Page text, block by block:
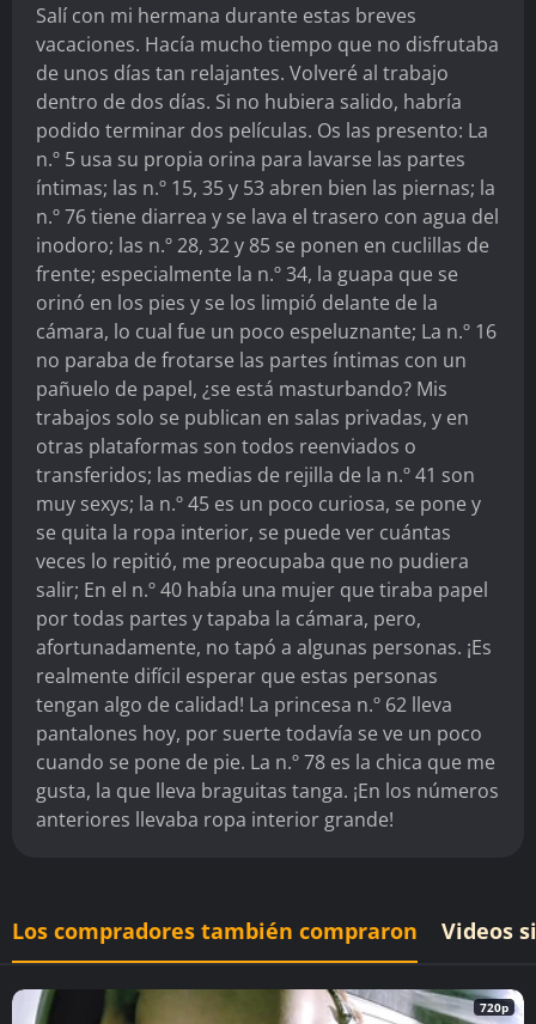
Salí con mi hermana durante estas breves
vacaciones. Hacía mucho tiempo que no disfrutaba
de unos días tan relajantes. Volveré al trabajo
dentro de dos días. Si no hubiera salido, habría
podido terminar dos películas. Os las presento: La
n.º 5 usa su propia orina para lavarse las partes
íntimas; las n.º 15, 35 y 53 abren bien las piernas; la
n.º 76 tiene diarrea y se lava el trasero con agua del
inodoro; las n.º 28, 32 y 85 se ponen en cuclillas de
frente; especialmente la n.º 34, la guapa que se
orinó en los pies y se los limpió delante de la
cámara, lo cual fue un poco espeluznante; La n.º 16
no paraba de frotarse las partes íntimas con un
pañuelo de papel, ¿se está masturbando? Mis
trabajos solo se publican en salas privadas, y en
otras plataformas son todos reenviados o
transferidos; las medias de rejilla de la n.º 41 son
muy sexys; la n.º 45 es un poco curiosa, se pone y
se quita la ropa interior, se puede ver cuántas
veces lo repitió, me preocupaba que no pudiera
salir; En el n.º 40 había una mujer que tiraba papel
por todas partes y tapaba la cámara, pero,
afortunadamente, no tapó a algunas personas. ¡Es
realmente difícil esperar que estas personas
tengan algo de calidad! La princesa n.º 62 lleva
pantalones hoy, por suerte todavía se ve un poco
cuando se pone de pie. La n.º 78 es la chica que me
gusta, la que lleva braguitas tanga. ¡En los números
anteriores llevaba ropa interior grande!
Los compradores también compraron Videos
720p